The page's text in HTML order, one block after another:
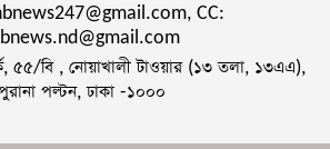
CC:
৫৫/বি , নোয়াখালী টাওয়ার (১৩ তলা, ১৩এএ),
পল্টন, ঢাকা -১০০০